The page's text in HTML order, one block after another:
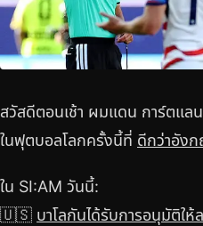
สวัสดีตอนเช้า ผมแดน การ์ตแล
ในฟุตบอลโลกครั้งนี้ที่ ดีกว่าอังก
ใน SI:AM วันนี้:
🇺🇸 บาโลกันได้รับการอนุมัติให้